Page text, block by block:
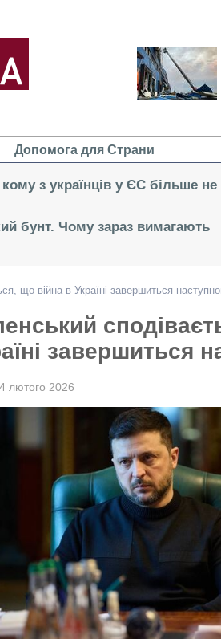
Допомога для Страни
з українців у ЄС більше не
бунт. Чому зараз вимагають
що війна в Україні завершиться
завершиться
4 лютого 2026